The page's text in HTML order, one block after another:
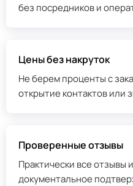
без посредников и
Цены без накруток
Не берем проценты с
открытие контактов или
Проверенные отзывы
Практически все отзывы
документальное